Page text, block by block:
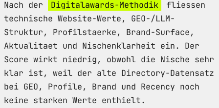
Nach der Digitalawards-Methodik
fliessen
technische Website-Werte, GEO-/LLM-
Struktur, Profilstaerke, Brand-Surface,
Aktualitaet und Nischenklarheit ein. Der
Score wirkt niedrig, obwohl die Nische sehr
klar ist, weil der alte Directory-Datensatz
bei GEO, Profile, Brand und Recency noch
keine starken Werte enthielt.